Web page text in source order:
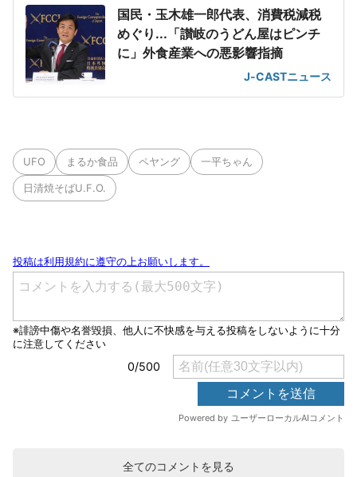
国民・玉木雄一郎代表、消費税減税
めぐり...「讃岐のうどん屋はピンチ
に」外食産業への悪影響指摘
J-CASTニュース
UFO まるか食品 ペヤング 一平ちゃん
日清焼そばU.F.O.
全てのコメントを見る